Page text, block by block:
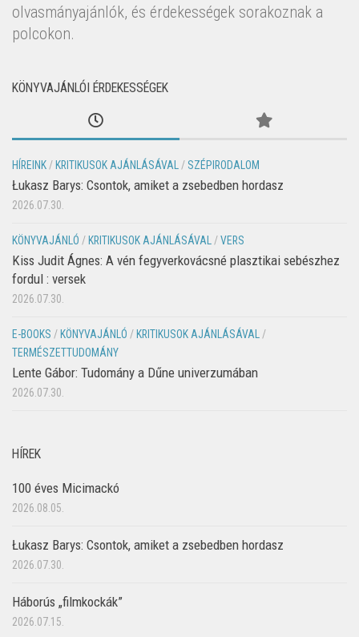
olvasmányajánlók, és érdekességek sorakoznak a
polcokon.
KÖNYVAJÁNLÓI ÉRDEKESSÉGEK
HÍREINK/ KRITIKUSOK AJÁNLÁSÁVAL/ SZÉPIRODALOM
Łukasz Barys: Csontok, amiket a zsebedben hordasz
2026.07.30.
KÖNYVAJÁNLÓ / KRITIKUSOK AJÁNLÁSÁVAL/VERS
Kiss Judit Ágnes: A vén fegyverkovácsné plasztikai sebészhez
fordul : versek
2026.07.30.
E-BOOKS / KÖNYVAJÁNLÓ / KRITIKUSOK AJÁNLÁSÁVAL/
TERMÉSZETTUDOMÁNY
Lente Gábor: Tudomány a Dűne univerzumában
2026.07.30.
HÍREK
100 éves Micimackó
2026.08.05.
Łukasz Barys: Csontok, amiket a zsebedben hordasz
2026.07.30.
Háborús „filmkockák”
2026.07.15.